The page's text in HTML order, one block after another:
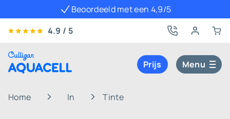
Beoordeeld met een 4,9/5
4.9 / 5
Prijs Menu
Home In Tinte